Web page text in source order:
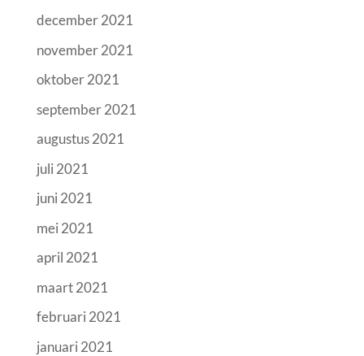
december 2021
november 2021
oktober 2021
september 2021
augustus 2021
juli 2021
juni 2021
mei 2021
april 2021
maart 2021
februari 2021
januari 2021